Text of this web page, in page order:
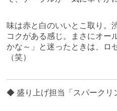
味は赤と白のいいとこ取り。
コクがある感じ。まさにオー
かな～」と迷ったときは、ロ
（笑）
◆ 盛り上げ担当「スパークリ